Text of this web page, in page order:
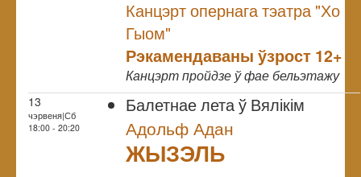
Канцэрт опернага тэатра "Хо
Гыом"
Рэкамендаваны ўзрост 12+
Канцэрт пройдзе ў фае бельэтажу
13
чэрвеня|Сб
18:00 - 20:20
Балетнае лета ў Вялікім
Адольф Адан
ЖЫЗЭЛЬ